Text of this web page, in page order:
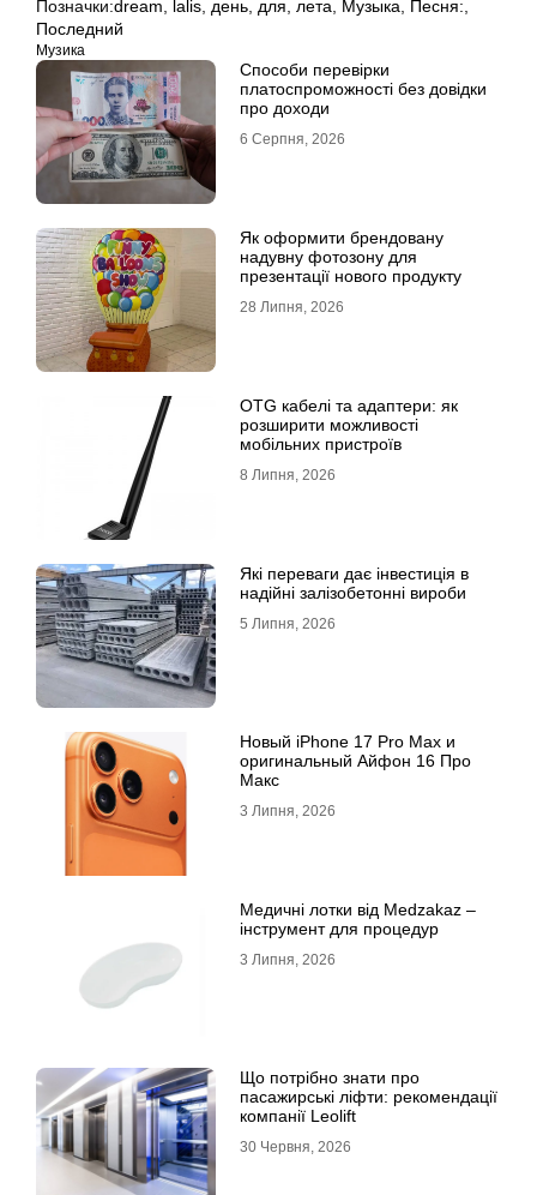
Позначки:dream, lalis, день, для, лета, Музыка, Песня:,
Последний
Музика
Способи перевірки
платоспроможності без довідки
про доходи
6 Серпня, 2026
Як оформити брендовану
надувну фотозону для
презентації нового продукту
28 Липня, 2026
OTG кабелі та адаптери: як
розширити можливості
мобільних пристроїв
8 Липня, 2026
Які переваги дає інвестиція в
надійні залізобетонні вироби
5 Липня, 2026
Новый iPhone 17 Pro Max и
оригинальный Айфон 16 Про
Макс
3 Липня, 2026
Медичні лотки від Medzakaz –
інструмент для процедур
3 Липня, 2026
Що потрібно знати про
пасажирські ліфти: рекомендації
компанії Leolift
30 Червня, 2026